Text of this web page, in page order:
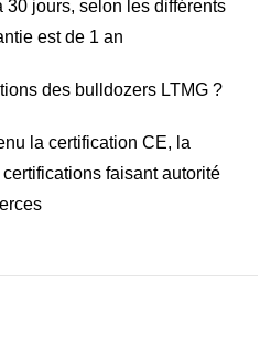
jours, selon les différents
est de 1 an
des bulldozers LTMG ?
la certification CE, la
faisant autorité